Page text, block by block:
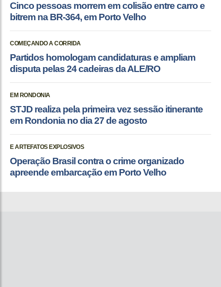
Cinco pessoas morrem em colisão entre carro e
bitrem na BR-364, em Porto Velho
COMEÇANDO A CORRIDA
Partidos homologam candidaturas e ampliam
disputa pelas 24 cadeiras da ALE/RO
EM RONDONIA
STJD realiza pela primeira vez sessão itinerante
em Rondonia no dia 27 de agosto
E ARTEFATOS EXPLOSIVOS
Operação Brasil contra o crime organizado
apreende embarcação em Porto Velho